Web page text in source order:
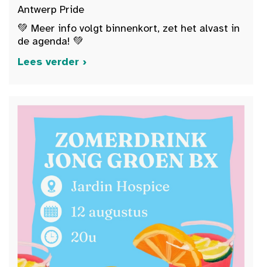
Antwerp Pride
💚 Meer info volgt binnenkort, zet het alvast in
de agenda! 💚
Lees verder ›